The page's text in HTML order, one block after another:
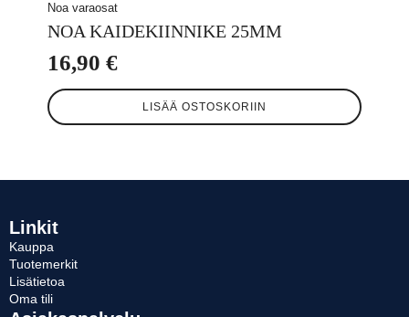
Noa varaosat
NOA KAIDEKIINNIKE 25MM
16,90 €
LISÄÄ OSTOSKORIIN
Linkit
Kauppa
Tuotemerkit
Lisätietoa
Oma tili